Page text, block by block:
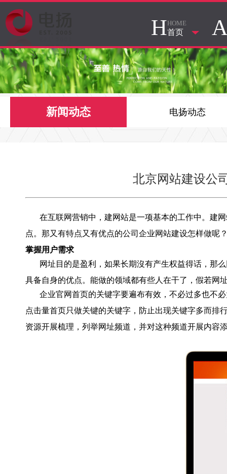
HHOME
首页
新闻动态 电扬动态
北京网站建设公
在互联网营销中，建网站是一项基本的工作中。建网
点。那又有特点又有优点的公司企业网站建设怎样做
掌握用户需求
网址目的是盈利，如果长期沒有产生权益得话，那
具备自身的优点。能做的领域都有些人在干了，假若网
企业官网首页的关键字要遍布有效，不必过多也不
点击量首页只做关键的关键字，防止出现关键字多而排
资源开展梳理，列举网址频道，并对这种频道开展内容